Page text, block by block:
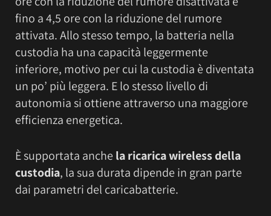
fino a 4,5 ore con la riduzione del rumore
attivata. Allo stesso tempo, la batteria nella
custodia ha una capacità leggermente
inferiore, motivo per cui la custodia è diventata
un po’ più leggera. E lo stesso livello di
autonomia si ottiene attraverso una maggiore
efficienza energetica.
È supportata anche la ricarica wireless della
custodia, la sua durata dipende in gran parte
dai parametri del caricabatterie.